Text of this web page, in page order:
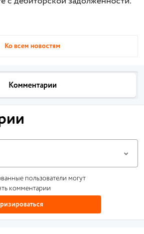
Ко всем новостям
Комментарии
пользователи могут
комментарии